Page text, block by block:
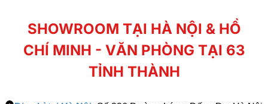
SHOWROOM TẠI HÀ NỘI & HỒ
CHÍ MINH - VĂN PHÒNG TẠI 63
TỈNH THÀNH